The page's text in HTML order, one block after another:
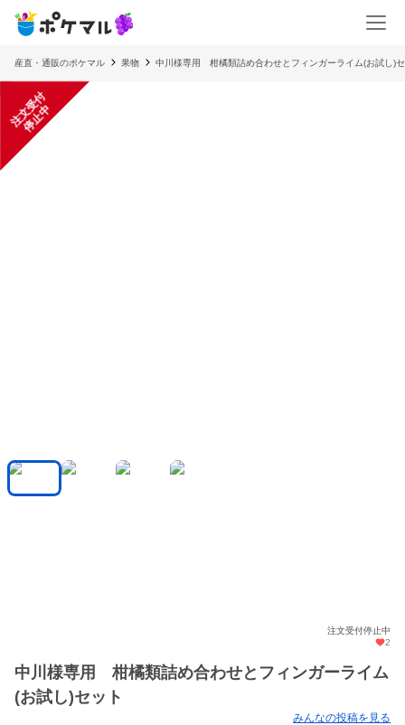
産直・通販のポケマル 果物 中川様専用 柑橘類詰め合わせとフィンガーライム(お試し)
注
文
受
付
停
止
中
注文受付停止中
2
中川様専用 柑橘類詰め合わせとフィンガーライム
(お試し)セット
みんなの投稿を見る